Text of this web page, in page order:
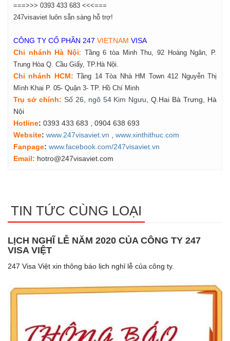
===>>> 0393 433 683 <<<===
247visaviet luôn sẵn sàng hỗ trợ!
CÔNG TY CỔ PHẦN 247 VIETNAM VISA
Chi nhánh Hà Nội: Tầng 6 tòa Minh Thu, 92 Hoàng Ngân, P.
Trung Hòa Q. Cầu Giấy, TP.Hà Nội.
Chi nhánh HCM: Tầng 14 Tòa Nhà HM Town 412 Nguyễn Thị
Mình Khai P. 05- Quận 3- TP. Hồ Chí Minh
Trụ sở chính: Số 26, ngõ 54 Kim Ngưu , Q.Hai Bà Trưng, Hà
Nội
Hotline: 0393 433 683 , 0904 638 693
Website: www.247visaviet.vn
www.xinthithuc.com
Fanpage: www.facebook.com/247visaviet.vn
Email: hotro@247visaviet.com
TIN TỨC CÙNG LOẠI
LỊCH NGHĨ LỄ NĂM 2020 CỦA CÔNG TY 247
VISA VIỆT
247 Visa Việt xin thông báo lịch nghỉ lễ của công ty.